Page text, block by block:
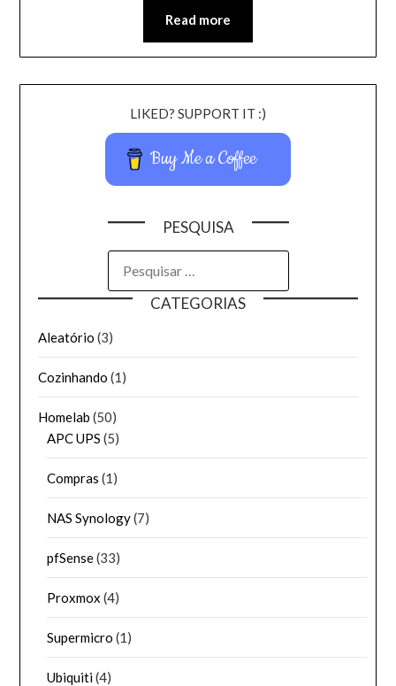
Read more
LIKED? SUPPORT IT :)
Buy Me a Coffee
PESQUISA
CATEGORIAS
Aleatório (3)
Cozinhando (1)
Homelab (50)
APC UPS (5)
Compras (1)
NAS Synology(7)
pfSense(33)
Proxmox (4)
Supermicro (1)
Ubiquiti(4)